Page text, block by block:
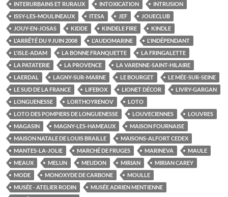
INTERURBAINS ET RURAUX
INTOXICATION
INTRUSION
ISSY-LES-MOULINEAUX
ITESA JEF
JOUECLUB
JOUY-EN-JOSAS
KIDDE KINDELE FIRE
KINDLE
L'ARRÊTÉ DU 9 JUIN 2008
L'AUDOMARINE
L'INDÉPENDANT
L'ISLE-ADAM
LA BONNE FRANQUETTE
LA FRINGALETTE
LA PATATERIE
LA PROVENCE
LA VARENNE-SAINT-HILAIRE
LAERDAL
LAGNY-SUR-MARNE LE BOURGET
LE MÉE-SUR-SEINE
LE SUD DE LA FRANCE
LIFEBOX LIONET DÉCOR
LIVRY-GARGAN
LONGUENESSE
LORTHOYRENOV
LOTO
LOTO DES POMPIERS DE LONGUENESSE
LOUVECIENNES
LOUVRES
MAGASIN
MAGNY-LES-HAMEAUX
MAISON FOURNAISE
MAISON NATALE DE LOUIS BRAILLE
MAISONS-ALFORT CEDEX
MANTES-LA-JOLIE
MARCHÉ DE FRUGES MARINEVA
MAULE
MEAUX
MELUN MEUDON MIRIAN
MIRIAN CAREY
MODE
MONOXYDE DE CARBONE
MOULLE
MUSÉE - ATELIER RODIN
MUSÉE ADRIEN MENTIENNE